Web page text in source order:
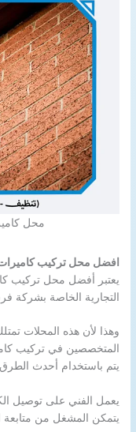
محل
افضل محل تركيب
يعتبر أفضل محل تركيب
التجارية الخاصة بشركة
وهذا لأن هذه المحلات
المتخصصين في تركيب
يتم باستخدام أحدث
يعمل الفني على توصيل
يتمكن المشغل من متابعة